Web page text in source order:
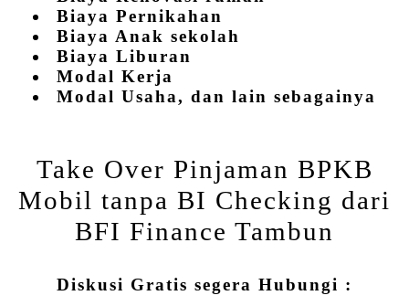
Biaya Pernikahan
Biaya Anak sekolah
Biaya Liburan
Modal Kerja
Modal Usaha, dan lain sebagainya
Take Over Pinjaman BPKB
Mobil tanpa BI Checking dari
BFI Finance Tambun
Diskusi Gratis segera Hubungi :